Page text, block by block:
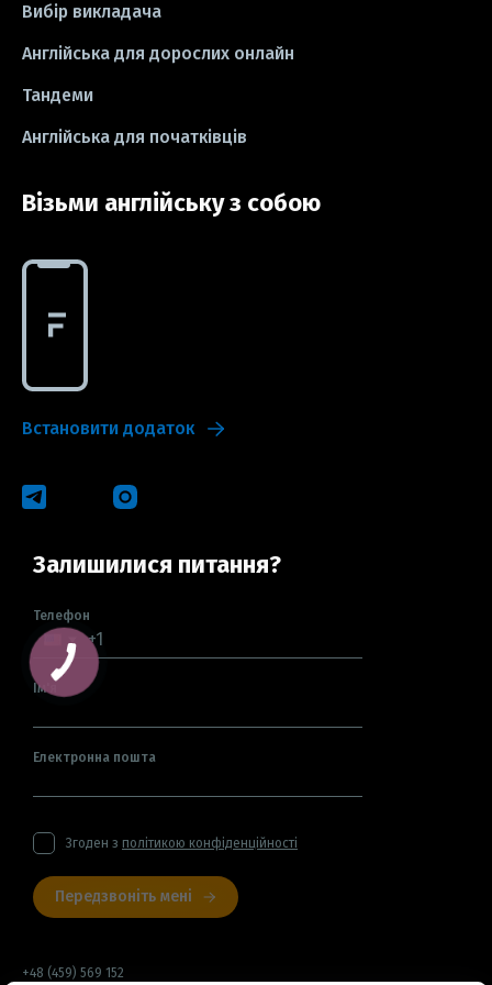
#idioms
Вибір викладача
Англійська для дорослих онлайн
Тандеми
Англійська для початківців
Візьми англійську з собою
Встановити додаток
Залишилися питання?
Телефон
Ім'я
Електронна пошта
Згоден з політикою конфіденційності
Передзвоніть мені
+48 (459) 569 152